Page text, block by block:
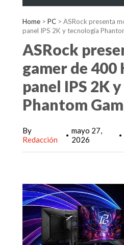
Home > PC > ASRock presenta
panel IPS 2K y tecnología
ASRock
gamer de 400
panel IPS 2K
Phantom
By
Redacción
• mayo 27,
2026
•